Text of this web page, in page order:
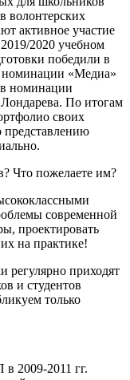
волонтерских
активное участие
2020 учебном
победили в
номинации «Медиа»
номинации
Лондарева. По итогам
своих
представлению
Что пожелаете им?
современной
проектировать
на практике!
регулярно приходят
и студентов
только
2009-2011 гг.